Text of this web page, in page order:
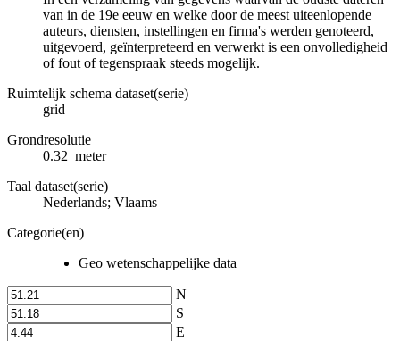
van in de 19e eeuw en welke door de meest uiteenlopende
auteurs, diensten, instellingen en firma's werden genoteerd,
uitgevoerd, geïnterpreteerd en verwerkt is een onvolledigheid
of fout of tegenspraak steeds mogelijk.
Ruimtelijk schema dataset(serie)
grid
Grondresolutie
0.32 meter
Taal dataset(serie)
Nederlands; Vlaams
Categorie(en)
Geo wetenschappelijke data
N
S
E